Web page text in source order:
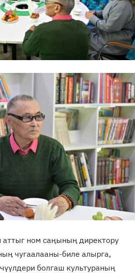
аттыг ном саңының директору
чугаалааны-биле алырга,
болгаш культураның